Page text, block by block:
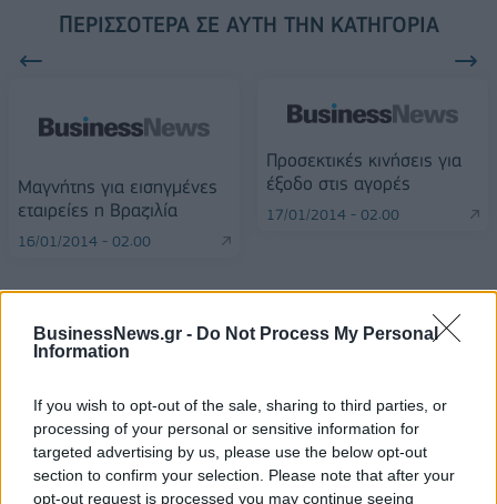
BusinessNews.gr - Do Not Process My Personal
Information
If you wish to opt-out of the sale, sharing to third parties, or
processing of your personal or sensitive information for
targeted advertising by us, please use the below opt-out
section to confirm your selection. Please note that after your
opt-out request is processed you may continue seeing
ΠΕΡΙΣΣΌΤΕΡΑ ΣΕ ΑΥΤΉ ΤΗΝ ΚΑΤΗΓΟΡΊΑ
Μαγνήτης για εισηγμένες
εταιρείες η Βραζιλία
16/01/2014 - 02:00
Προσεκτικές κινήσεις για
έξοδο στις αγορές
17/01/2014 - 02:00